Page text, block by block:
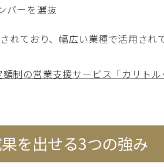
バーを選抜
ており、幅広い業種で活用されて
制の営業支援サービス「カリトル
を出せる3つの強み